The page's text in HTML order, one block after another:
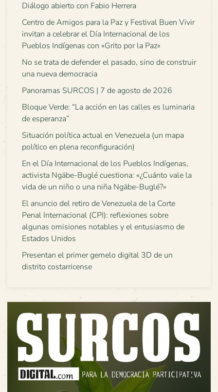
Diálogo abierto con Fabio Herrera
Centro de Amigos para la Paz y Festival Buen Vivir
invitan a celebrar el Día Internacional de los
Pueblos Indígenas con «Grito por la Paz»
No se trata de defender el pasado, sino de construir
una nueva democracia
Panoramas SURCOS | 7 de agosto de 2026
Bloque Verde: “La acción en las calles es luminaria
de esperanza”
Situación política actual en Venezuela (un mapa
político en plena reconfiguración)
En el Día Internacional de los Pueblos Indígenas,
activista Ngäbe-Buglé cuestiona: «¿Cuánto vale la
vida de un niño o una niña Ngäbe-Buglé?»
El anuncio del retiro de Venezuela de la Corte
Penal Internacional (CPI): reflexiones sobre
algunas omisiones notables y el entusiasmo de
Estados Unidos
Presentan el primer gemelo digital 3D de un
distrito costarricense